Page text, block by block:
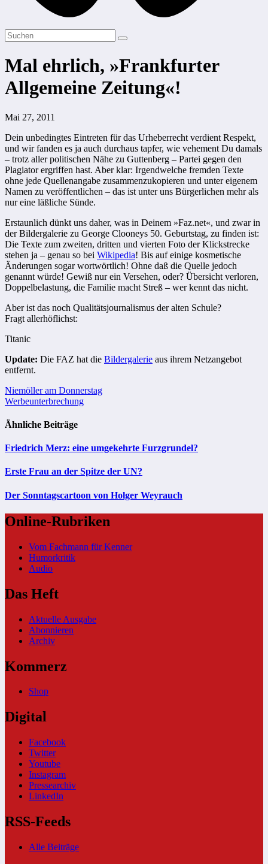
Mal ehrlich, »Frankfurter
Allgemeine Zeitung«!
Mai 27, 2011
Dein unbedingtes Eintreten für das Urheberrecht verdient Respekt,
und wir fanden es ja auch durchaus tapfer, wie vehement Du damals
– trotz aller politischen Nähe zu Guttenberg – Partei gegen den
Plagiator ergriffen hast. Aber klar: Irgendwelche fremden Texte
ohne jede Quellenangabe zusammenzukopieren und unter eigenem
Namen zu veröffentlichen – das ist unter uns Bürgerlichen mehr als
nur eine läßliche Sünde.
Erstaunlich dünkt uns daher, was in Deinem »Faz.net«, und zwar in
der Bildergalerie zu George Clooneys 50. Geburtstag, zu finden ist:
Die Texte zum zweiten, dritten und vierten Foto der Klickstrecke
stehen ja – genau so bei Wikipedia! Bis auf einige kosmetische
Änderungen sogar wortwörtlich! Ohne daß die Quelle jedoch
genannt würde! Gewiß nur ein Versehen, oder? Übersicht verloren,
Doppelbelastung, die Familie macht Streß – wer kennt das nicht.
Aber ist das noch Qualitätsjournalismus der alten Schule?
Fragt allerhöflichst:
Titanic
Update: Die FAZ hat die Bildergalerie aus ihrem Netzangebot
entfernt.
Beitragsnavigation
Niemöller am Donnerstag
Werbeunterbrechung
Ähnliche Beiträge
Friedrich Merz: eine umgekehrte Furzgrundel?
Erste Frau an der Spitze der UN?
Der Sonntagscartoon von Holger Weyrauch
Online-Rubriken
Vom Fachmann für Kenner
Humorkritik
Audio
Das Heft
Aktuelle Ausgabe
Abonnieren
Archiv
Kommerz
Shop
Digital
Facebook
Twitter
Youtube
Instagram
Pressearchiv
LinkedIn
RSS-Feeds
Alle Beiträge